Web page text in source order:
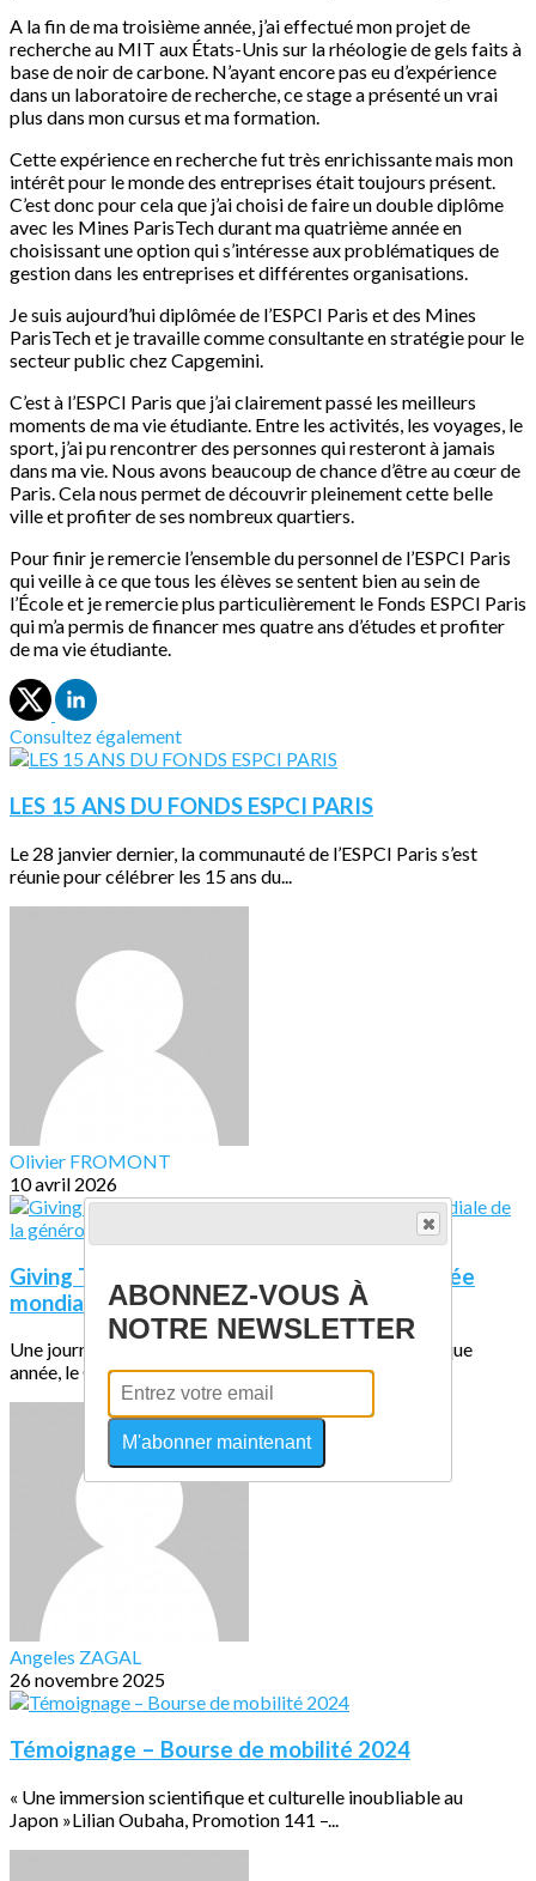
A la fin de ma troisième année, j’ai effectué mon projet de
recherche au MIT aux États-Unis sur la rhéologie de gels faits à
base de noir de carbone. N’ayant encore pas eu d’expérience
dans un laboratoire de recherche, ce stage a présenté un vrai
plus dans mon cursus et ma formation.
Cette expérience en recherche fut très enrichissante mais mon
intérêt pour le monde des entreprises était toujours présent.
C’est donc pour cela que j’ai choisi de faire un double diplôme
avec les Mines ParisTech durant ma quatrième année en
choisissant une option qui s’intéresse aux problématiques de
gestion dans les entreprises et différentes organisations.
Je suis aujourd’hui diplômée de l’ESPCI Paris et des Mines
ParisTech et je travaille comme consultante en stratégie pour le
secteur public chez Capgemini.
C’est à l’ESPCI Paris que j’ai clairement passé les meilleurs
moments de ma vie étudiante. Entre les activités, les voyages, le
sport, j’ai pu rencontrer des personnes qui resteront à jamais
dans ma vie. Nous avons beaucoup de chance d’être au cœur de
Paris. Cela nous permet de découvrir pleinement cette belle
ville et profiter de ses nombreux quartiers.
Pour finir je remercie l’ensemble du personnel de l’ESPCI Paris
qui veille à ce que tous les élèves se sentent bien au sein de
l’École et je remercie plus particulièrement le Fonds ESPCI Paris
qui m’a permis de financer mes quatre ans d’études et profiter
de ma vie étudiante.
Consultez également
LES 15 ANS DU FONDS ESPCI PARIS
Le 28 janvier dernier, la communauté de l’ESPCI Paris s’est
réunie pour célébrer les 15 ans du...
Olivier FROMONT
10 avril 2026
Giving Tuesday France : Participez à la journée
mondiale de la générosité
Une journée mondiale pour célébrer la générositéChaque
année, le Giving Tuesday marque un temps...
Angeles ZAGAL
26 novembre 2025
Témoignage – Bourse de mobilité 2024
« Une immersion scientifique et culturelle inoubliable au
Japon »Lilian Oubaha, Promotion 141 –...
ABONNEZ-VOUS À
NOTRE NEWSLETTER
M'abonner maintenant